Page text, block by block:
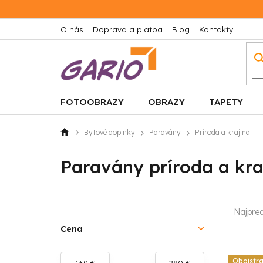
na
O nás Doprava a platba Blog Kontakty
FOTOOBRAZY OBRAZY TAPETY
DomovBytové doplnky Paravány Príroda a krajina
Paravány príroda a
o
č
Cena